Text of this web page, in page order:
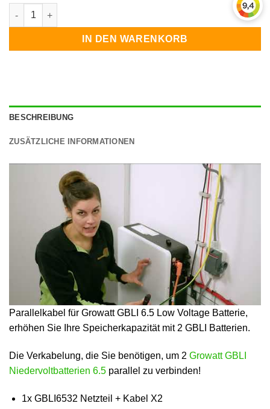
Parallelkabel für Growatt GBLI 6532 6.5
IN DEN WARENKORB
BESCHREIBUNG
ZUSÄTZLICHE INFORMATIONEN
Parallelkabel für Growatt GBLI 6.5 Low Voltage Batterie,
erhöhen Sie Ihre Speicherkapazität mit 2 GBLI Batterien.
Die Verkabelung, die Sie benötigen, um 2 Growatt GBLI
Niedervoltbatterien 6.5 parallel zu verbinden!
1x GBLI6532 Netzteil + Kabel X2